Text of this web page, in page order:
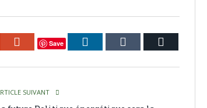
Google+
Save LinkedIn Tumblr
SUIVANT